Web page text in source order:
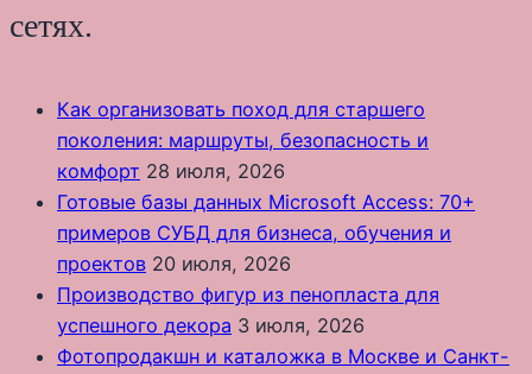
сетях.
Как организовать поход для старшего
поколения: маршруты, безопасность и
комфорт 28 июля, 2026
Готовые базы данных Microsoft Access: 70+
примеров СУБД для бизнеса, обучения и
проектов 20 июля, 2026
Производство фигур из пенопласта для
успешного декора 3 июля, 2026
Фотопродакшн и каталожка в Москве и Санкт-